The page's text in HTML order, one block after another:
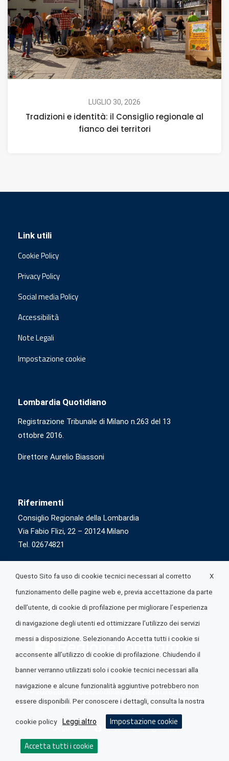
LUGLIO 30, 2026
Tradizioni e identità: il Consiglio regionale al
fianco dei territori
Link utili
Cookie Policy
Privacy Policy
Social media Policy
Accessibilità
Note Legali
Impostazione cookie
Lombardia Quotidiano
Registrazione Tribunale di Milano n.263 del 13
ottobre 2016.
Direttore Aurelio Biassoni
Riferimenti
Consiglio Regionale della Lombardia
Via Fabio Flizi, 22 – 20124 Milano
Tel. 02674821
© 2026 Lombardia Quotidiano è realizzato daA.R.I.A.
Seguici su
X
Questo Sito fa uso di cookie tecnici necessari al corretto
funzionamento delle pagine web e, previa accettazione da parte
dell’utente, di cookie di profilazione per migliorare l’esperienza
di navigazione degli utenti ed ottimizzare l’utilizzo dei servizi
messi a disposizione. Selezionando Accetta tutti i cookie si
acconsente all’utilizzo di cookie di profilazione. Chiudendo il
banner verranno utilizzati solo i cookie tecnici necessari alla
navigazione e alcune funzionalità aggiuntive potrebbero non
essere disponibili. Per conoscere i dettagli, consulta la nostra
cookie policy Leggi altro Impostazione cookie
Accetta tutti i cookie